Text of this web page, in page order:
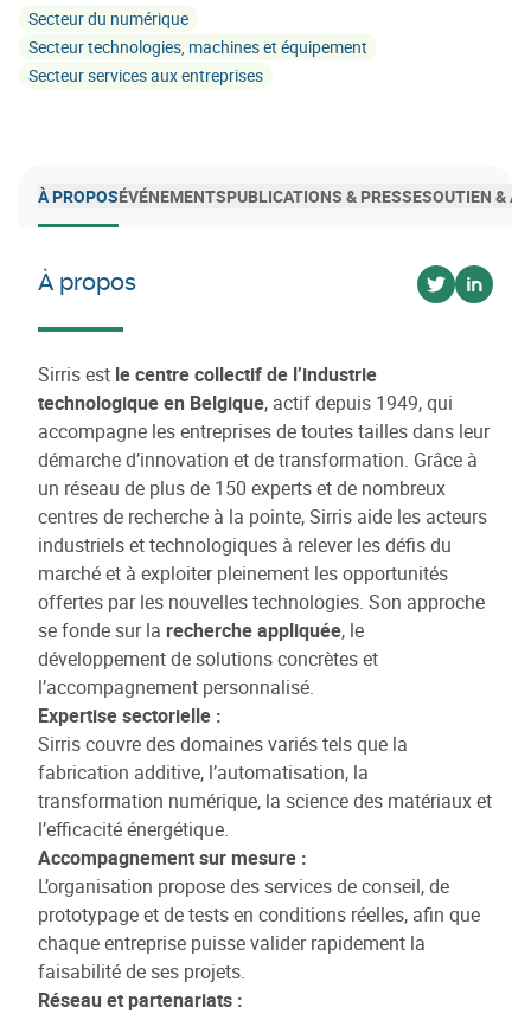
Secteur du numérique
Secteur technologies, machines et équipement
Secteur services aux entreprises
À PROPOSÉVÉNEMENTSPUBLICATIONS & PRESSESOUTIEN &
À propos
Voir sur
Voir
Sirris est le centre collectif de l’industrie
technologique en Belgique, actif depuis 1949, qui
accompagne les entreprises de toutes tailles dans leur
démarche d’innovation et de transformation. Grâce à
un réseau de plus de 150 experts et de nombreux
centres de recherche à la pointe, Sirris aide les acteurs
industriels et technologiques à relever les défis du
marché et à exploiter pleinement les opportunités
offertes par les nouvelles technologies. Son approche
se fonde sur la recherche appliquée, le
développement de solutions concrètes et
l’accompagnement personnalisé.
Expertise sectorielle :
Sirris couvre des domaines variés tels que la
fabrication additive, l’automatisation, la
transformation numérique, la science des matériaux et
l’efficacité énergétique.
Accompagnement sur mesure :
L’organisation propose des services de conseil, de
prototypage et de tests en conditions réelles, afin que
chaque entreprise puisse valider rapidement la
faisabilité de ses projets.
Réseau et partenariats :